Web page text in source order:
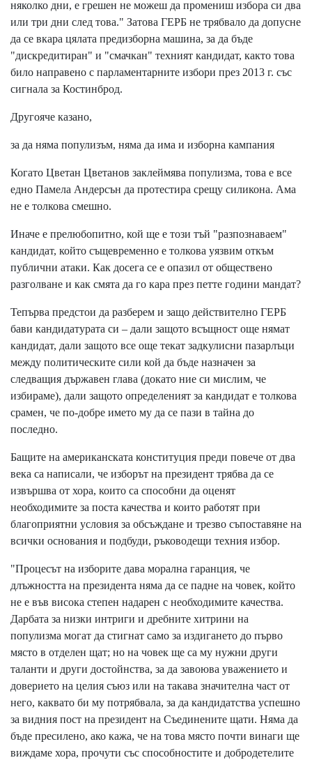
няколко дни, е грешен не можеш да промениш избора си два
или три дни след това." Затова ГЕРБ не трябвало да допусне
да се вкара цялата предизборна машина, за да бъде
"дискредитиран" и "смачкан" техният кандидат, както това
било направено с парламентарните избори през 2013 г. със
сигнала за Костинброд.
Другояче казано,
за да няма популизъм, няма да има и изборна кампания
Когато Цветан Цветанов заклеймява популизма, това е все
едно Памела Андерсън да протестира срещу силикона. Ама
не е толкова смешно.
Иначе е прелюбопитно, кой ще е този тъй "разпознаваем"
кандидат, който същевременно е толкова уязвим откъм
публични атаки. Как досега се е опазил от обществено
разголване и как смята да го кара през петте години мандат?
Тепърва предстои да разберем и защо действително ГЕРБ
бави кандидатурата си – дали защото всъщност още нямат
кандидат, дали защото все още текат задкулисни пазарлъци
между политическите сили кой да бъде назначен за
следващия държавен глава (докато ние си мислим, че
избираме), дали защото определеният за кандидат е толкова
срамен, че по-добре името му да се пази в тайна до
последно.
Бащите на американската конституция преди повече от два
века са написали, че изборът на президент трябва да се
извършва от хора, които са способни да оценят
необходимите за поста качества и които работят при
благоприятни условия за обсъждане и трезво съпоставяне на
всички основания и подбуди, ръководещи техния избор.
"Процесът на изборите дава морална гаранция, че
длъжността на президента няма да се падне на човек, който
не е във висока степен надарен с необходимите качества.
Дарбата за низки интриги и дребните хитрини на
популизма могат да стигнат само за издигането до първо
място в отделен щат; но на човек ще са му нужни други
таланти и други достойнства, за да завоюва уважението и
доверието на целия съюз или на такава значителна част от
него, каквато би му потрябвала, за да кандидатства успешно
за видния пост на президент на Съединените щати. Няма да
бъде пресилено, ако кажа, че на това място почти винаги ще
виждаме хора, прочути със способностите и добродетелите